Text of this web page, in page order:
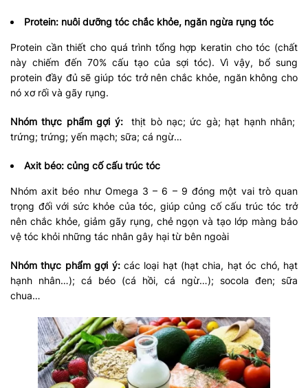
Protein: nuôi dưỡng tóc chắc khỏe, ngăn ngừa rụng tóc
Protein cần thiết cho quá trình tổng hợp keratin cho tóc (chất
này chiếm đến 70% cấu tạo của sợi tóc). Vì vậy, bổ sung
protein đầy đủ sẽ giúp tóc trở nên chắc khỏe, ngăn không cho
nó xơ rối và gãy rụng.
Nhóm thực phẩm gợi ý:
thịt bò nạc; ức gà; hạt hạnh nhân;
trứng; trứng; yến mạch; sữa; cá ngừ…
Axit béo: củng cố cấu trúc tóc
Nhóm axit béo như Omega 3 – 6 – 9 đóng một vai trò quan
trọng đối với sức khỏe của tóc, giúp củng cố cấu trúc tóc trở
nên chắc khỏe, giảm gãy rụng, chẻ ngọn và tạo lớp màng bảo
vệ tóc khỏi những tác nhân gây hại từ bên ngoài
Nhóm thực phẩm gợi ý: các loại hạt (hạt chia, hạt óc chó, hạt
hạnh nhân…); cá béo (cá hồi, cá ngừ…); socola đen; sữa
chua…